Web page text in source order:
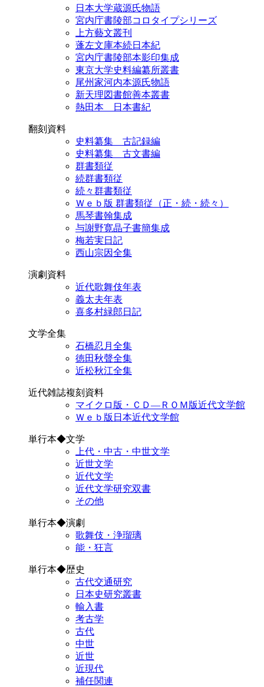
日本大学蔵源氏物語
宮内庁書陵部コロタイプシリーズ
上方藝文叢刊
蓬左文庫本続日本紀
宮内庁書陵部本影印集成
東京大学史料編纂所叢書
尾州家河内本源氏物語
新天理図書館善本叢書
熱田本 日本書紀
翻刻資料
史料纂集 古記録編
史料纂集 古文書編
群書類従
続群書類従
続々群書類従
Ｗｅｂ版 群書類従（正・続・続々）
馬琴書翰集成
与謝野寛晶子書簡集成
梅若実日記
西山宗因全集
演劇資料
近代歌舞伎年表
義太夫年表
喜多村緑郎日記
文学全集
石橋忍月全集
徳田秋聲全集
近松秋江全集
近代雑誌複刻資料
マイクロ版・ＣＤ―ＲＯＭ版近代文学館
Ｗｅｂ版日本近代文学館
単行本◆文学
上代・中古・中世文学
近世文学
近代文学
近代文学研究双書
その他
単行本◆演劇
歌舞伎・浄瑠璃
能・狂言
単行本◆歴史
古代交通研究
日本史研究叢書
輸入書
考古学
古代
中世
近世
近現代
補任関連